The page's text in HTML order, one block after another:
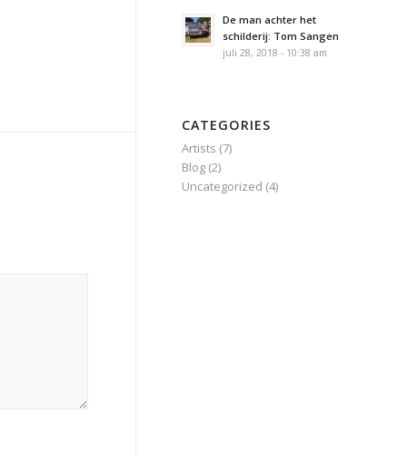
De man achter het
schilderij: Tom Sangen
juli 28, 2018 - 10:38 am
CATEGORIES
Artists (7)
Blog (2)
Uncategorized (4)